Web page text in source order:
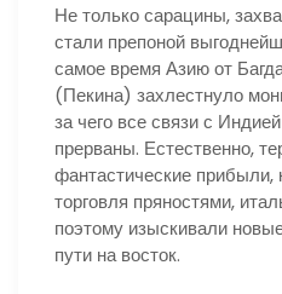
Не только сарацины,
стали препоной
самое время Азию от
(Пекина) захлестнуло
за чего все связи с
прерваны. Естественно,
фантастические прибыли,
торговля пряностями,
поэтому изыскивали
пути на восток.